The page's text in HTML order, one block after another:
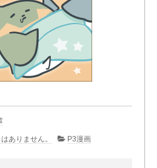
ありません。 P3漫画